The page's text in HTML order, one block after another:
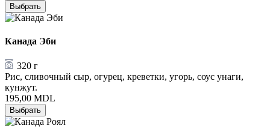
Выбрать
Канада Эби
320 г
Рис, сливочный сыр, огурец, креветки, угорь, соус унаги,
кунжут.
195,00 MDL
Выбрать